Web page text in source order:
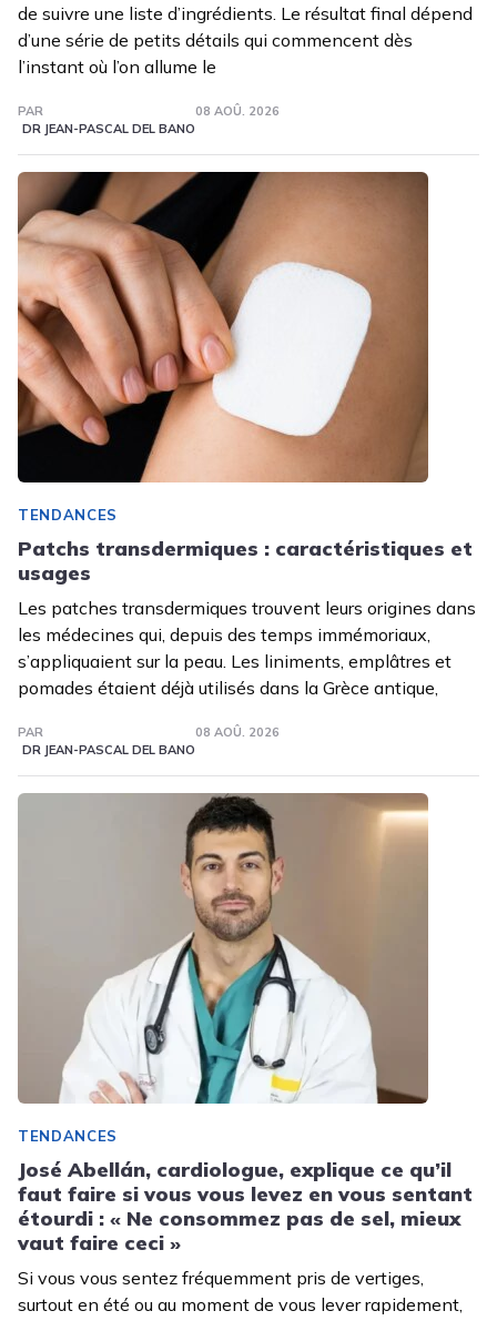
de suivre une liste d’ingrédients. Le résultat final dépend
d’une série de petits détails qui commencent dès
l’instant où l’on allume le
PAR
DR JEAN-PASCAL DEL BANO
08 AOÛ. 2026
TENDANCES
Patchs transdermiques : caractéristiques et
usages
Les patches transdermiques trouvent leurs origines dans
les médecines qui, depuis des temps immémoriaux,
s’appliquaient sur la peau. Les liniments, emplâtres et
pomades étaient déjà utilisés dans la Grèce antique,
PAR
DR JEAN-PASCAL DEL BANO
08 AOÛ. 2026
TENDANCES
José Abellán, cardiologue, explique ce qu’il
faut faire si vous vous levez en vous sentant
étourdi : « Ne consommez pas de sel, mieux
vaut faire ceci »
Si vous vous sentez fréquemment pris de vertiges,
surtout en été ou au moment de vous lever rapidement,